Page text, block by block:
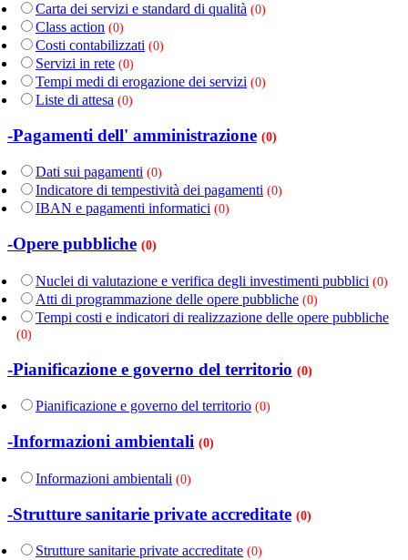
Carta dei servizi e standard di qualità (0)
Class action (0)
Costi contabilizzati (0)
Servizi in rete (0)
Tempi medi di erogazione dei servizi (0)
Liste di attesa (0)
-Pagamenti dell' amministrazione (0)
Dati sui pagamenti (0)
Indicatore di tempestività dei pagamenti (0)
IBAN e pagamenti informatici (0)
-Opere pubbliche (0)
Nuclei di valutazione e verifica degli investimenti pubblici (0)
Atti di programmazione delle opere pubbliche (0)
Tempi costi e indicatori di realizzazione delle opere pubbliche
(0)
-Pianificazione e governo del territorio (0)
Pianificazione e governo del territorio (0)
-Informazioni ambientali (0)
Informazioni ambientali (0)
-Strutture sanitarie private accreditate (0)
Strutture sanitarie private accreditate (0)